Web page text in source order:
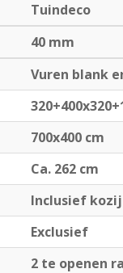
Tuindeco
40 mm
Vuren blank
700x400 cm
Ca. 262 cm
Inclusief
Exclusief
2 te openen